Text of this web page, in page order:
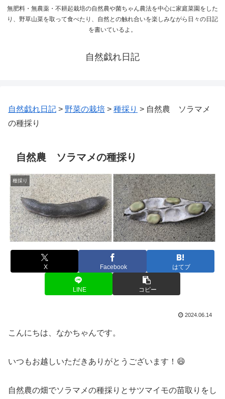
無肥料・無農薬・不耕起栽培の自然農や菌ちゃん農法を中心に家庭菜園をした
り、野草山菜を取って食べたり、自然との触れ合いを楽しみながら日々の日記
を書いているよ。
自然戯れ日記
自然戯れ日記 > 野菜の栽培 > 種採り > 自然農 ソラマメ
の種採り
自然農 ソラマメの種採り
種採り
X Facebook はてブ
LINE コピー
2024.06.14
こんにちは、なかちゃんです。
いつもお越しいただきありがとうございます！😄
自然農の畑でソラマメの種採りとサツマイモの苗取りをし